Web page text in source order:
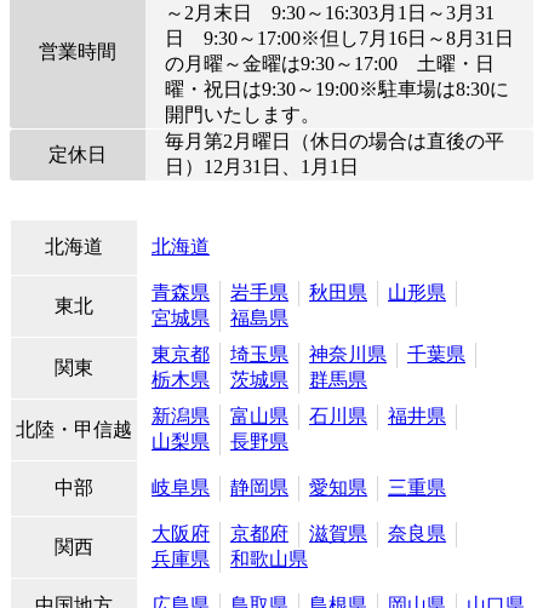
営業時間
～2月末日 9:30～16:303月1日～3月31
日 9:30～17:00※但し7月16日～8月31日
の月曜～金曜は9:30～17:00 土曜・日
曜・祝日は9:30～19:00※駐車場は8:30に
開門いたします。
定休日
毎月第2月曜日（休日の場合は直後の平
日）12月31日、1月1日
北海道 北海道
東北
青森県 岩手県 秋田県
山形県
宮城県
福島県
関東
東京都 埼玉県 神奈川県
千葉県
栃木県
茨城県 群馬県
北陸・甲信越
新潟県 富山県 石川県
福井県
山梨県
長野県
中部 岐阜県 静岡県 愛知県 三重県
関西
大阪府 京都府 滋賀県
奈良県
兵庫県
和歌山県